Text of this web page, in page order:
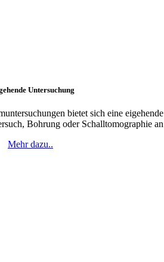
Untersuchung
bietet sich eine eigehende
Bohrung oder Schalltomographie
Mehr dazu..